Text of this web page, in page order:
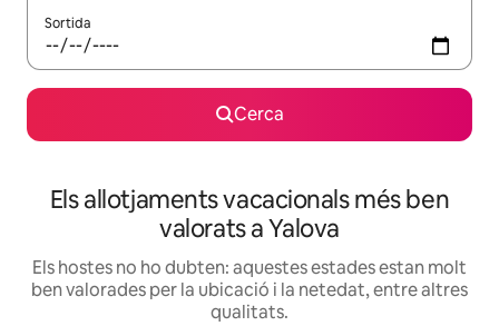
Sortida
Cerca
Els allotjaments vacacionals més ben
valorats a Yalova
Els hostes no ho dubten: aquestes estades estan molt
ben valorades per la ubicació i la netedat, entre altres
qualitats.